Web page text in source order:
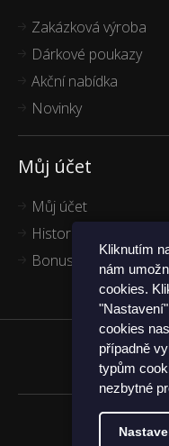
Zakázková výroba
Dárkové poukazy
Akční nabídka
Novinky
Můj účet
Můj účet
Historie objednávek
Bonus program
Kliknutím
nám
cookies.
cookies
případně
typům
nezbytné